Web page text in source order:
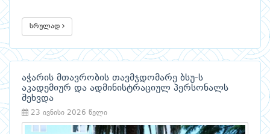
სრულად
აჭარის მთავრობის თავმჯდომარე ბსუ-ს
აკადემიურ და ადმინისტრაციულ პერსონალს
შეხვდა
23 ივნისი 2026 წელი